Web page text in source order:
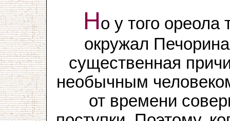
Но у того ореола
окружал
существенная
необычным
от времени